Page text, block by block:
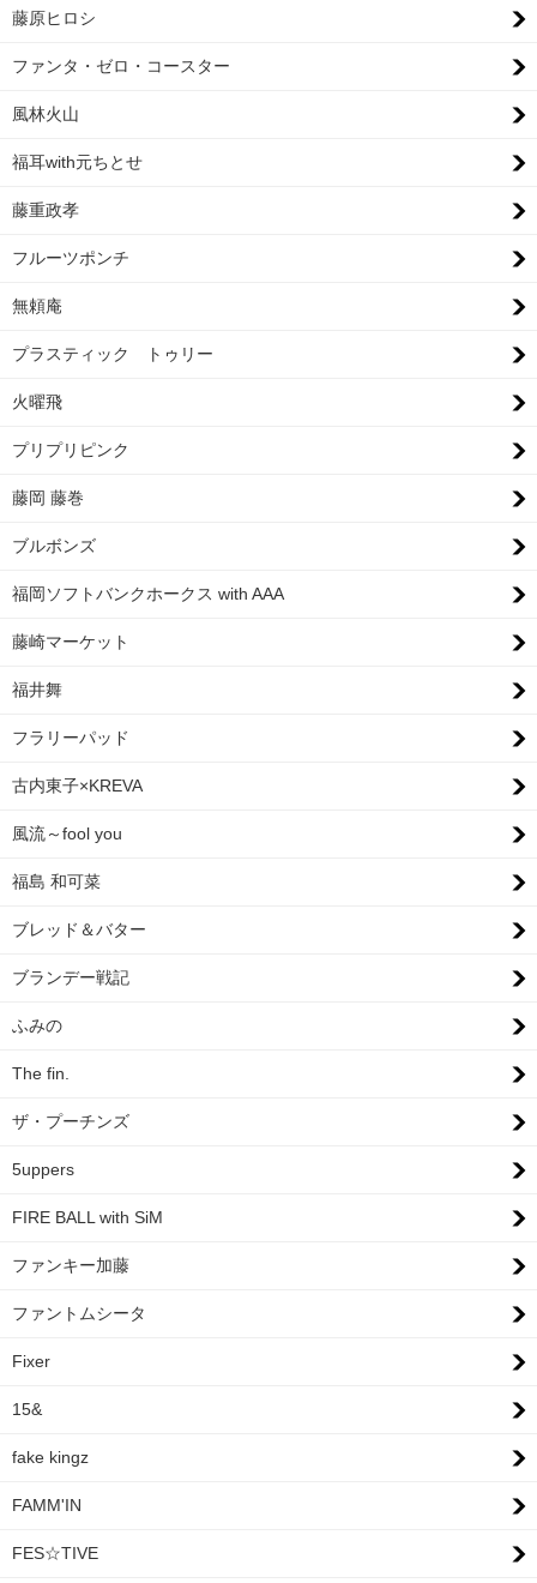
藤原ヒロシ
ファンタ・ゼロ・コースター
風林火山
福耳with元ちとせ
藤重政孝
フルーツポンチ
無頼庵
プラスティック トゥリー
火曜飛
プリプリピンク
藤岡 藤巻
ブルボンズ
福岡ソフトバンクホークス with AAA
藤崎マーケット
福井舞
フラリーパッド
古内東子×KREVA
風流～fool you
福島 和可菜
ブレッド＆バター
ブランデー戦記
ふみの
The fin.
ザ・プーチンズ
5uppers
FIRE BALL with SiM
ファンキー加藤
ファントムシータ
Fixer
15&
fake kingz
FAMM'IN
FES☆TIVE